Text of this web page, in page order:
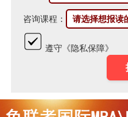
咨询课程：
遵守《隐私保障》